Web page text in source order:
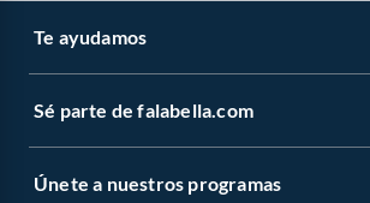
Te ayudamos
Sé parte de falabella.com
Únete a nuestros programas